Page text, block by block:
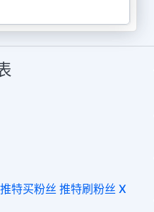
特买粉丝 推特刷粉丝 X